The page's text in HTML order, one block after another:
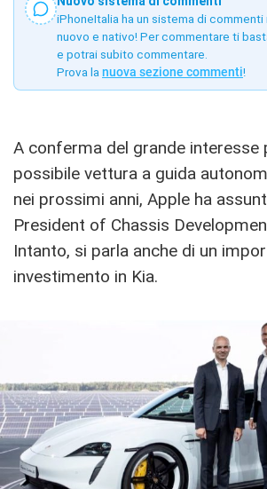
iPhoneItalia ha un sistema di
nuovo e nativo! Per commentare ti
e potrai subito commentare.
Prova la nuova sezione commenti!
A conferma del grande interesse
possibile vettura a guida
nei prossimi anni, Apple ha
President of Chassis
Intanto, si parla anche di un
investimento in Kia.